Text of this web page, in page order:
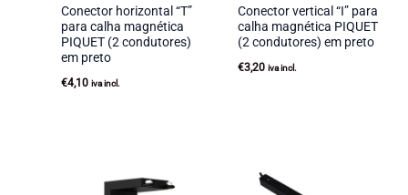
Conector horizontal “T”
para calha magnética
PIQUET (2 condutores)
em preto
€4,10 iva incl.
Conector vertical “I” para
calha magnética PIQUET
(2 condutores) em preto
€3,20 iva incl.